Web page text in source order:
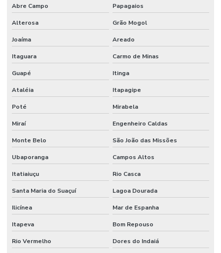
Abre Campo Papagaios
Alterosa Grão Mogol
Joaíma Areado
Itaguara Carmo de Minas
Guapé Itinga
Ataléia Itapagipe
Poté Mirabela
Miraí Engenheiro Caldas
Monte Belo São João das Missões
Ubaporanga Campos Altos
Itatiaiuçu Rio Casca
Santa Maria do Suaçuí Lagoa Dourada
Ilicínea Mar de Espanha
Itapeva Bom Repouso
Rio Vermelho Dores do Indaiá